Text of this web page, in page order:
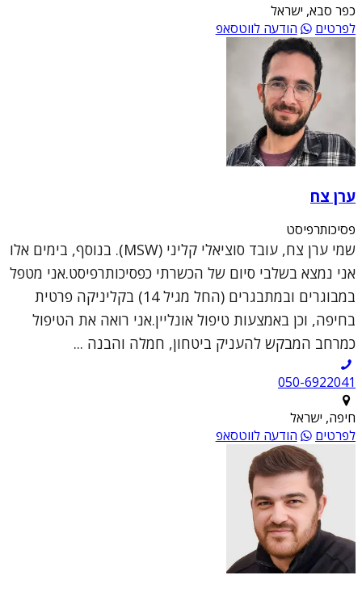
כפר סבא, ישראל
לפרטים
הודעה לווטסאפ
ערן צח
פסיכותרפיסט
שמי ערן צח, עובד סוציאלי קליני (MSW). בנוסף, בימים אלו
אני נמצא בשלבי סיום של הכשרתי כפסיכותרפיסט.אני מטפל
במבוגרים ובמתבגרים (החל מגיל 14) בקליניקה פרטית
בחיפה, וכן באמצעות טיפול אונליין.אני רואה את הטיפול
כמרחב המבקש להעניק ביטחון, חמלה והבנה ...
050-6922041
חיפה, ישראל
לפרטים
הודעה לווטסאפ